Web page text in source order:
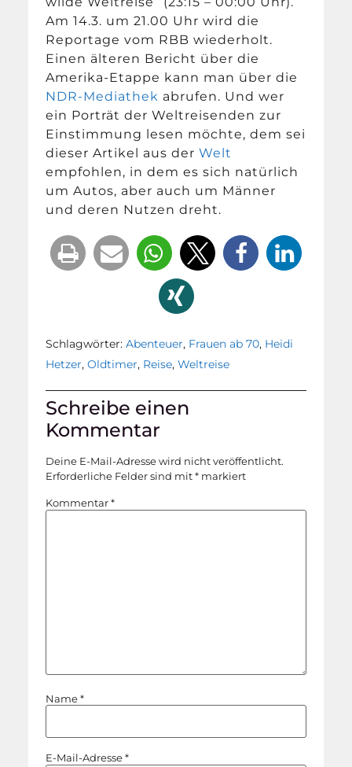
Am 14.3. um 21.00 Uhr wird die
Reportage vom RBB wiederholt.
Einen älteren Bericht über die
Amerika-Etappe kann man über die
NDR-Mediathek abrufen. Und wer
ein Porträt der Weltreisenden zur
Einstimmung lesen möchte, dem sei
dieser Artikel aus derWelt
empfohlen, in dem es sich natürlich
um Autos, aber auch um Männer
und deren Nutzen dreht.
Schlagwörter:Abenteuer, Frauen ab 70, Heidi
Hetzer,Oldtimer, Reise,Weltreise
Schreibe einen
Kommentar
Deine E-Mail-Adresse wird nicht veröffentlicht.
Erforderliche Felder sind mit* markiert
Kommentar*
Name*
E-Mail-Adresse*